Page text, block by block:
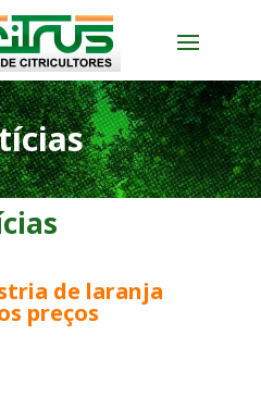
de laranja
preços